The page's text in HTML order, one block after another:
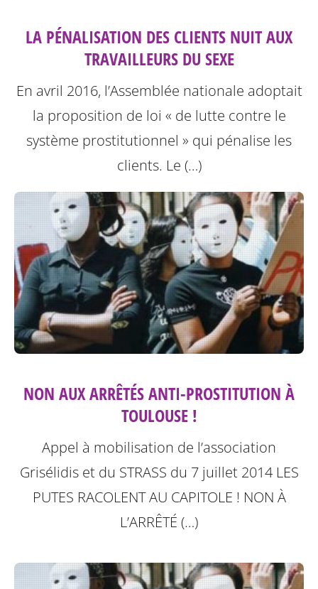
LA PÉNALISATION DES CLIENTS NUIT AUX
TRAVAILLEURS DU SEXE
En avril 2016, l’Assemblée nationale adoptait
la proposition de loi « de lutte contre le
système prostitutionnel » qui pénalise les
clients. Le (…)
NON AUX ARRÊTÉS ANTI-PROSTITUTION À
TOULOUSE !
Appel à mobilisation de l’association
Grisélidis et du STRASS du 7 juillet 2014 LES
PUTES RACOLENT AU CAPITOLE ! NON À
L’ARRÊTÉ (…)